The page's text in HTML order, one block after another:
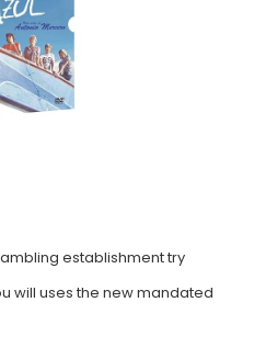
establishment try
will uses the new mandated